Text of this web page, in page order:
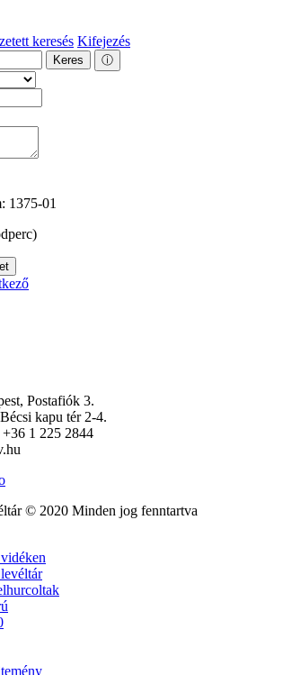
keresés Kifejezés
Keres ⓘ
1375-01
Postafiók 3.
kapu tér 2-4.
1 225 2844
© 2020 Minden jog fenntartva